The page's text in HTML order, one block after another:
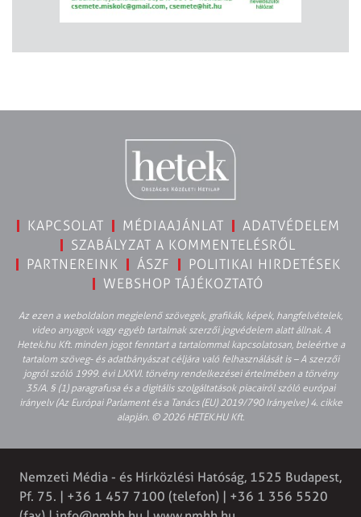
KAPCSOLAT MÉDIAAJÁNLAT
ADATVÉDELEM
SZABÁLYZAT A KOMMENTELÉSRŐL
PARTNEREINK
ÁSZF
POLITIKAI HIRDETÉSEK
WEBSHOP TÁJÉKOZTATÓ
Az ezen a weboldalon megjelenő szövegek, grafikák, képek, hangfelvételek,
video anyagok vagy egyéb tartalmak szerzői jogvédelem alatt állnak. A
Hetek.hu Kft. minden jogot fenntart a tartalommal kapcsolatosan, beleértve a
tartalom szöveg- és adatbányászat céljára való felhasználását is – A szerzői
jogról szóló 1999. évi LXXVI. törvény rendelkezései értelmében a törvény
35/A. § (1) paragrafusa és a digitális szolgáltatások piacairól szóló európai
irányelv (Az Európai Parlament és a Tanács (EU) 2019/790 Irányelve) 4. cikke
alapján. © 2026 HETEK.HU Kft.
Nemzeti Média - és Hírközlési Hatóság, 1525 Budapest,
Pf. 75. | +36 1 457 7100 (telefon) | +36 1 356 5520